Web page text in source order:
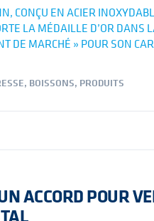
CONÇU EN ACIER
LA MÉDAILLE D’OR DANS
DE MARCHÉ » POUR SON
, BOISSONS, PRODUITS
ACCORD POUR